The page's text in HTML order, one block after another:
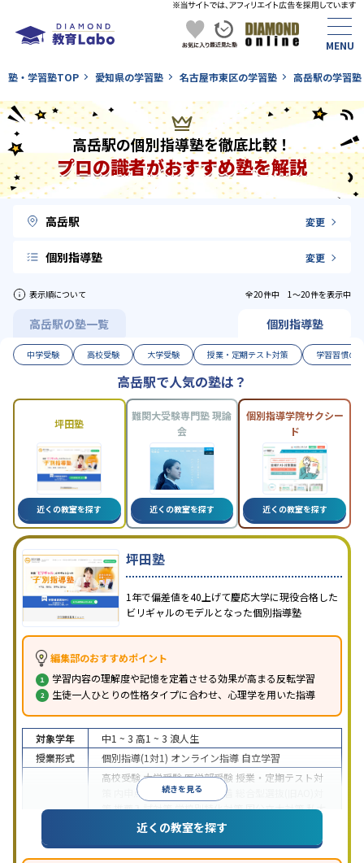
塾・学習塾TOP 愛知県の学習塾 名古屋市東区の学習塾 高岳駅の学習塾
高岳駅の個別指導塾を徹底比較！
プロの識者がおすすめ塾を解説
高岳駅 変更
個別指導塾 変更
表示順について 全20件中 1〜20件を表示中
高岳駅の塾一覧 個別指導塾
中学受験 高校受験 大学受験 授業・定期テスト対策 学習習慣の
高岳駅で人気の塾は？
坪田塾
近くの教室を探す
難関大受験専門塾 現論
会
近くの教室を探す
個別指導学院サクシー
ド
近くの教室を探す
坪田塾
1年で偏差値を40上げて慶応大学に現役合格した
ビリギャルのモデルとなった個別指導塾
編集部のおすすめポイント
学習内容の理解度や記憶を定着させる効果が高まる反転学習
生徒一人ひとりの性格タイプに合わせ、心理学を用いた指導
続きを見る
対象学年 中1 ~ 3 高1 ~ 3 浪人生
授業形式
個別指導(1対1) オンライン指導 自立学習
高校受験大学受験医学部受験 授業・定期テスト対
内申点対策学習習慣の定着
策推薦入試対策学校別特化対策国公立大対策私大
共通テスト対策英検(英語検定)対策
その
他科目別特化対策
近くの教室を探す